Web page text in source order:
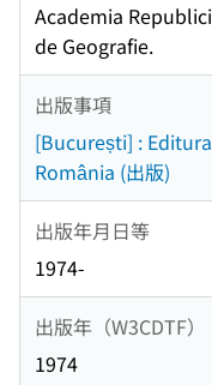
Academia
de Geografie.
出版事項
[București] :
România (出版)
出版年月日等
1974-
出版年（W3CDTF）
1974